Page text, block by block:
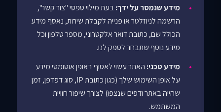
מידע שנמסר על ידך:בעת מילוי טפסי "צור קשר",
הרשמה לניוזלטר או פנייה לקבלת שירות, נאסף מידע
הכולל שם, כתובת דואר אלקטרוני, מספר טלפון וכל
מידע נוסף שתבחר לספק לנו.
מידע טכני: האתר עשוי לאסוף באופן אוטומטי מידע
על אופן השימוש שלך (כגון כתובת IP, סוג דפדפן, זמן
שהייה באתר ודפים שנצפו) לצורך שיפור חוויית
המשתמש.